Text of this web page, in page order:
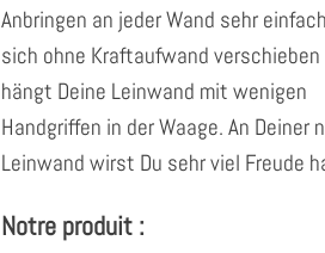
Anbringen an jeder Wand sehr
sich ohne Kraftaufwand
hängt Deine Leinwand mit wenigen
Handgriffen in der Waage. An Deiner
Leinwand wirst Du sehr viel Freude
Notre produit :